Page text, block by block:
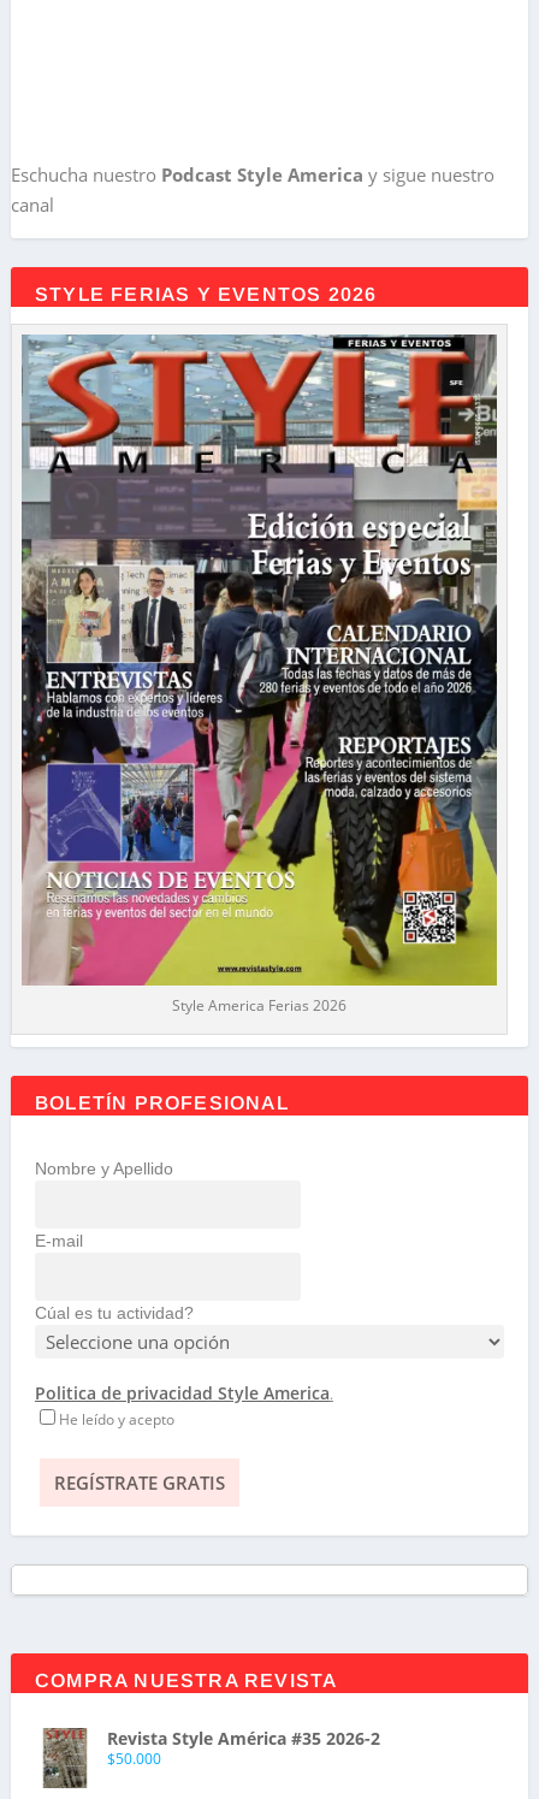
Eschucha nuestro Podcast Style America y sigue nuestro
canal
STYLE FERIAS Y EVENTOS 2026
Style America Ferias 2026
BOLETÍN PROFESIONAL
Nombre y Apellido
E-mail
Cúal es tu actividad?
Politica de privacidad Style America.
He leído y acepto
COMPRA NUESTRA REVISTA
Revista Style América #35 2026-2
$50.000